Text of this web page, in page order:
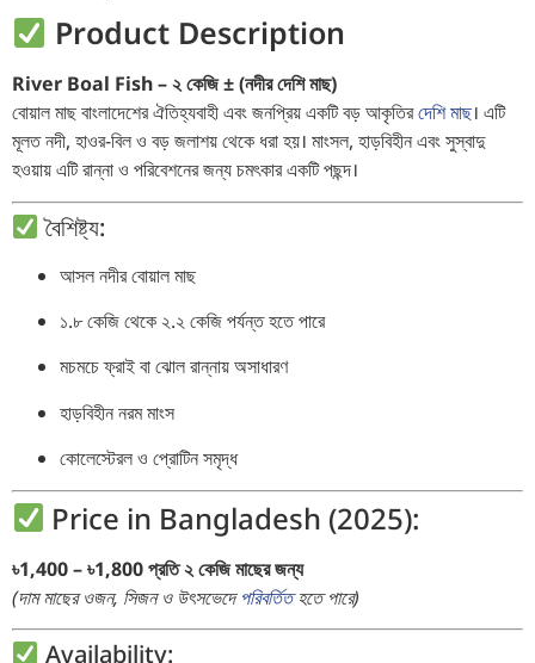
Product Description
River Boal Fish – ২ কেজি ± (নদীর দেশি মাছ)
বোয়াল মাছ বাংলাদেশের ঐতিহ্যবাহী এবং জনপ্রিয় একটি বড় আকৃতিরদেশি মাছ। এটি
মূলত নদী, হাওর-বিল ও বড় জলাশয় থেকে ধরা হয়। মাংসল, হাড়বিহীন এবং সুস্বাদু
হওয়ায় এটি রান্না ও পরিবেশনের জন্য চমৎকার একটি পছন্দ।
বৈশিষ্ট্য:
আসল নদীর বোয়াল মাছ
১.৮ কেজি থেকে ২.২ কেজি পর্যন্ত হতে পারে
মচমচে ফ্রাই বা ঝোল রান্নায় অসাধারণ
হাড়বিহীন নরম মাংস
কোলেস্টেরল ও প্রোটিন সমৃদ্ধ
Price in Bangladesh (2025):
৳1,400 – ৳1,800 প্রতি ২ কেজি মাছের জন্য
(দাম মাছের ওজন, সিজন ও উৎসভেদেপরিবর্তিতহতে পারে)
Availability: